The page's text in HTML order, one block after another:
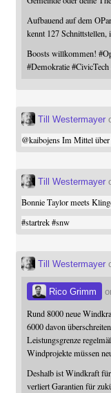
Aufbauend auf dem
kennt 127 Schnittstellen,
Boosts willkommen! #
#Demokratie #CivicTech
Till Westermayer
@kaibojensIm Mittel über
Till Westermayer
Bonnie Taylor meets
#startrek #snw
Till Westermayer
Rico Grimm
Rund 8000 neue
6000 davon
Leistungsgrenze
Windprojekte müssen
Deshalb ist Windkraft
verliert Garantien für